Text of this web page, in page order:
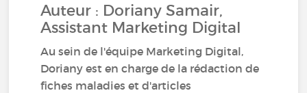
Auteur : Doriany Samair,
Assistant Marketing Digital
Au sein de l'équipe Marketing Digital,
Doriany est en charge de la rédaction de
fiches maladies et d'articles